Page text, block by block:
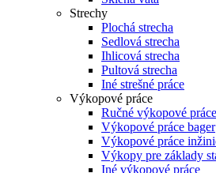
Strechy
Plochá strecha
Sedlová strecha
Ihlicová strecha
Pultová strecha
Iné strešné práce
Výkopové práce
Ručné výkopové práce
Výkopové práce bager
Výkopové práce
Výkopy pre základy
Iné výkopové práce